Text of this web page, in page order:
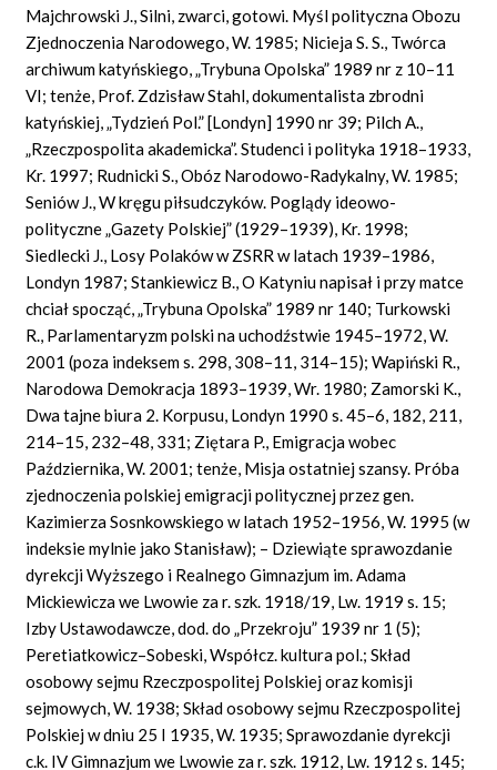
Majchrowski J., Silni, zwarci, gotowi. Myśl polityczna Obozu
Zjednoczenia Narodowego, W. 1985; Nicieja S. S., Twórca
archiwum katyńskiego, „Trybuna Opolska” 1989 nr z 10–11
VI; tenże, Prof. Zdzisław Stahl, dokumentalista zbrodni
katyńskiej, „Tydzień Pol.” [Londyn] 1990 nr 39; Pilch A.,
„Rzeczpospolita akademicka”. Studenci i polityka 1918–1933,
Kr. 1997; Rudnicki S., Obóz Narodowo-Radykalny, W. 1985;
Seniów J., W kręgu piłsudczyków. Poglądy ideowo-
polityczne „Gazety Polskiej” (1929–1939), Kr. 1998;
Siedlecki J., Losy Polaków w ZSRR w latach 1939–1986,
Londyn 1987; Stankiewicz B., O Katyniu napisał i przy matce
chciał spocząć, „Trybuna Opolska” 1989 nr 140; Turkowski
R., Parlamentaryzm polski na uchodźstwie 1945–1972, W.
2001 (poza indeksem s. 298, 308–11, 314–15); Wapiński R.,
Narodowa Demokracja 1893–1939, Wr. 1980; Zamorski K.,
Dwa tajne biura 2. Korpusu, Londyn 1990 s. 45–6, 182, 211,
214–15, 232–48, 331; Ziętara P., Emigracja wobec
Października, W. 2001; tenże, Misja ostatniej szansy. Próba
zjednoczenia polskiej emigracji politycznej przez gen.
Kazimierza Sosnkowskiego w latach 1952–1956, W. 1995 (w
indeksie mylnie jako Stanisław); – Dziewiąte sprawozdanie
dyrekcji Wyższego i Realnego Gimnazjum im. Adama
Mickiewicza we Lwowie za r. szk. 1918/19, Lw. 1919 s. 15;
Izby Ustawodawcze, dod. do „Przekroju” 1939 nr 1 (5);
Peretiatkowicz–Sobeski, Współcz. kultura pol.; Skład
osobowy sejmu Rzeczpospolitej Polskiej oraz komisji
sejmowych, W. 1938; Skład osobowy sejmu Rzeczpospolitej
Polskiej w dniu 25 I 1935, W. 1935; Sprawozdanie dyrekcji
c.k. IV Gimnazjum we Lwowie za r. szk. 1912, Lw. 1912 s. 145;